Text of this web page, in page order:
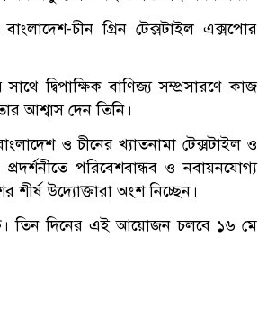
চীন গ্রিন টেক্সটাইল এক্সপোর
দ্বিপাক্ষিক বাণিজ্য সম্প্রসারণে কাজ
আশ্বাস দেন তিনি।
ও চীনের খ্যাতনামা টেক্সটাইল ও
পরিবেশবান্ধব ও নবায়নযোগ্য
শীর্ষ উদ্যোক্তারা অংশ নিচ্ছেন।
তিন দিনের এই আয়োজন চলবে ১৬ মে